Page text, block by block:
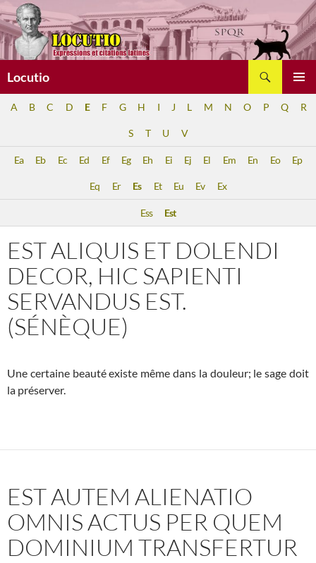
Aller
au
contenu
Locutio
A B C D E F G H I J L M N O P Q R
S T U V
Ea Eb Ec Ed Ef Eg Eh Ei Ej El Em En Eo Ep
Eq Er Es Et Eu Ev Ex
Ess Est
EST ALIQUIS ET DOLENDI
DECOR, HIC SAPIENTI
SERVANDUS EST.
(SÉNÈQUE)
Une certaine beauté existe même dans la douleur; le sage doit
la préserver.
EST AUTEM ALIENATIO
OMNIS ACTUS PER QUEM
DOMINIUM TRANSFERTUR